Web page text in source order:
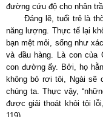
đường cứu độ cho nhân
Đáng lẽ, tuổi trẻ là
năng lượng. Thực tế lại
bạn mệt mỏi, sống như
và đầu hàng. Là con của
con đường ấy. Bởi, họ
không bỏ rơi tôi, Ngài sẽ
chúng ta. Thực vậy,
được giải thoát khỏi tội